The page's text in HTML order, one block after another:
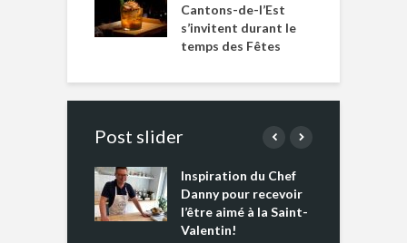
Cantons-de-l’Est
s’invitent durant le
temps des Fêtes
Post slider
Inspiration du Chef
Danny pour recevoir
l’être aimé à la Saint-
Valentin!